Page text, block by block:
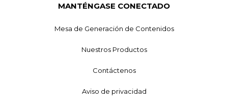
MANTÉNGASE CONECTADO
Mesa de Generación de Contenidos
Nuestros Productos
Contáctenos
Aviso de privacidad